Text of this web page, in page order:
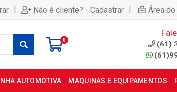
| Não é cliente? - Cadastrar | Área
0
(61)
AUTOMOTIVA MAQUINAS E EQUIPAMENTOS